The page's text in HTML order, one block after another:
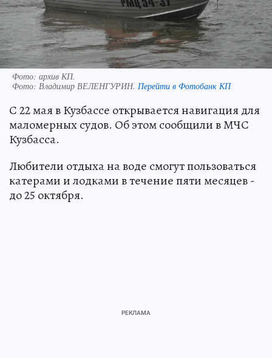
Фото: архив КП.
Фото: Владимир ВЕЛЕНГУРИН. Перейти в Фотобанк КП
С 22 мая в Кузбассе открывается навигация для
маломерных судов. Об этом сообщили в МЧС
Кузбасса.
Любители отдыха на воде смогут пользоваться
катерами и лодками в течение пяти месяцев -
до 25 октября.